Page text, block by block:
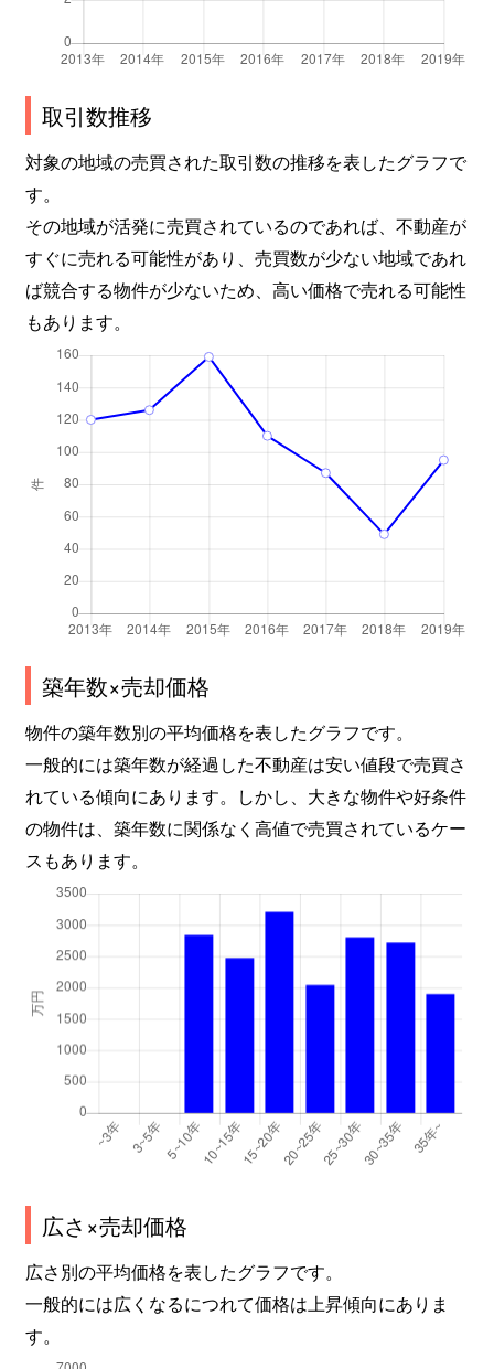
取引数推移
対象の地域の売買された取引数の推移を表したグラフで
す。
その地域が活発に売買されているのであれば、不動産が
すぐに売れる可能性があり、売買数が少ない地域であれ
ば競合する物件が少ないため、高い価格で売れる可能性
もあります。
築年数×売却価格
物件の築年数別の平均価格を表したグラフです。
一般的には築年数が経過した不動産は安い値段で売買さ
れている傾向にあります。しかし、大きな物件や好条件
の物件は、築年数に関係なく高値で売買されているケー
スもあります。
広さ×売却価格
広さ別の平均価格を表したグラフです。
一般的には広くなるにつれて価格は上昇傾向にありま
す。